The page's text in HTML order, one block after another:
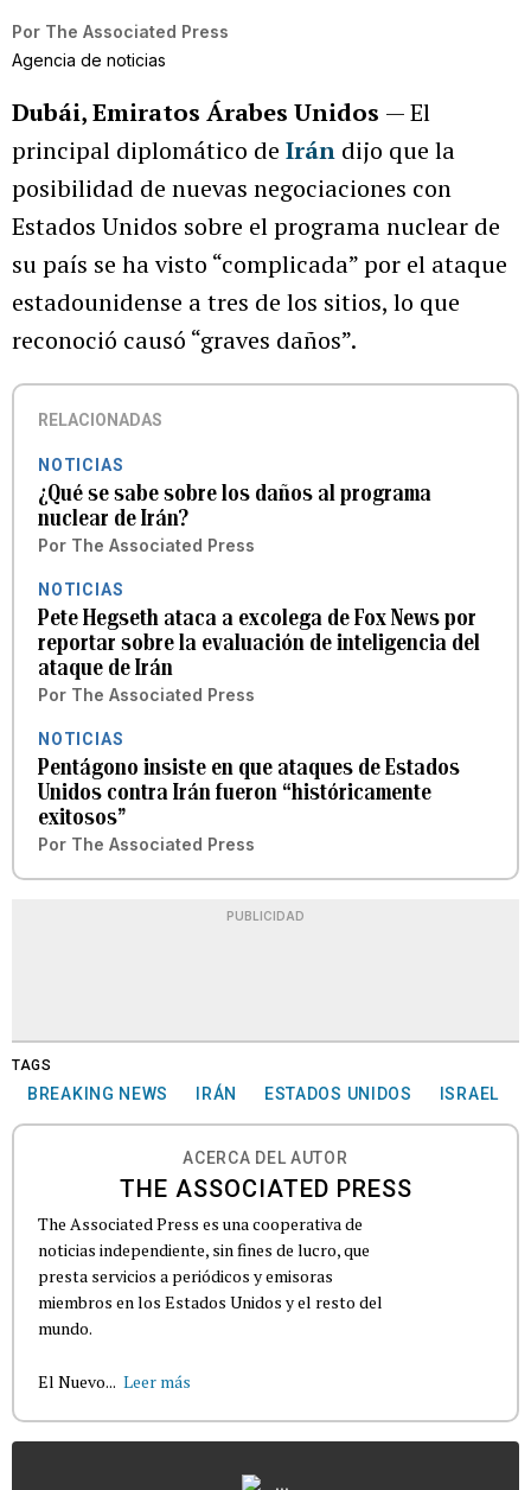
Por The Associated Press
Agencia de noticias
Dubái, Emiratos Árabes Unidos — El
principal diplomático de Irán dijo que la
posibilidad de nuevas negociaciones con
Estados Unidos sobre el programa nuclear de
su país se ha visto “complicada” por el ataque
estadounidense a tres de los sitios, lo que
reconoció causó “graves daños”.
RELACIONADAS
NOTICIAS
¿Qué se sabe sobre los daños al programa
nuclear de Irán?
Por The Associated Press
NOTICIAS
Pete Hegseth ataca a excolega de Fox News por
reportar sobre la evaluación de inteligencia del
ataque de Irán
Por The Associated Press
NOTICIAS
Pentágono insiste en que ataques de Estados
Unidos contra Irán fueron “históricamente
exitosos”
Por The Associated Press
PUBLICIDAD
TAGS
BREAKING NEWS IRÁN ESTADOS UNIDOS ISRAEL
ACERCA DEL AUTOR
THE ASSOCIATED PRESS
The Associated Press es una cooperativa de
noticias independiente, sin fines de lucro, que
presta servicios a periódicos y emisoras
miembros en los Estados Unidos y el resto del
mundo.
El Nuevo... Leer más
...